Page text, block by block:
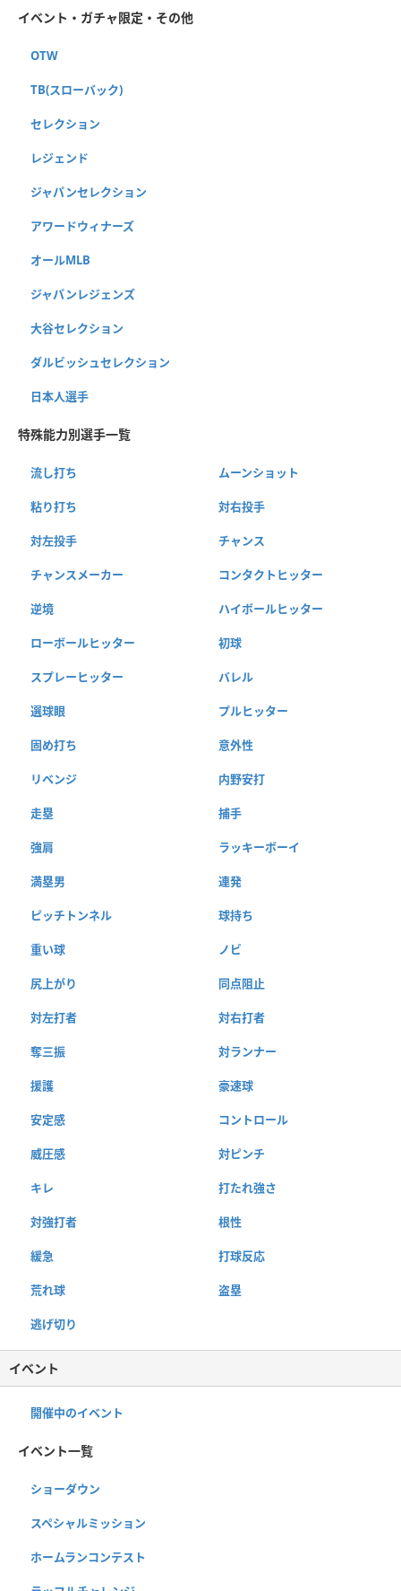
イベント・ガチャ限定・その他
OTW
TB(スローバック)
セレクション
レジェンド
ジャパンセレクション
アワードウィナーズ
オールMLB
ジャパンレジェンズ
大谷セレクション
ダルビッシュセレクション
日本人選手
特殊能力別選手一覧
流し打ち ムーンショット
粘り打ち 対右投手
対左投手 チャンス
チャンスメーカー コンタクトヒッター
逆境 ハイボールヒッター
ローボールヒッター 初球
スプレーヒッター バレル
選球眼 プルヒッター
固め打ち 意外性
リベンジ 内野安打
走塁 捕手
強肩 ラッキーボーイ
満塁男 連発
ピッチトンネル 球持ち
重い球 ノビ
尻上がり 同点阻止
対左打者 対右打者
奪三振 対ランナー
援護 豪速球
安定感 コントロール
威圧感 対ピンチ
キレ 打たれ強さ
対強打者 根性
緩急 打球反応
荒れ球 盗塁
逃げ切り
イベント
開催中のイベント
イベント一覧
ショーダウン
スペシャルミッション
ホームランコンテスト